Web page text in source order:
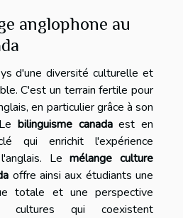
anglophone au
d'une diversité culturelle et
C'est un terrain fertile pour
en particulier grâce à son
bilinguisme canadaest en
qui enrichit l'expérience
Lemélange culture
offre ainsi aux étudiants une
totale et une perspective
cultures qui coexistent